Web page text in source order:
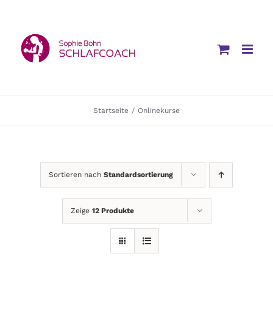
springen
Startseite / Onlinekurse
Sortieren nach Standardsortierung
Zeige 12 Produkte